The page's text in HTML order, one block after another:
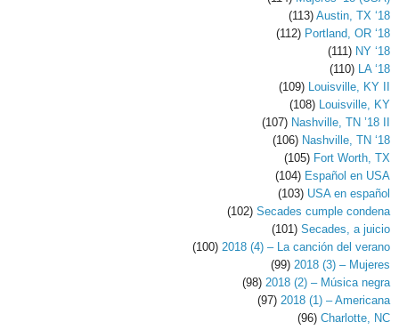
(113) Austin, TX ‘18
(112) Portland, OR ‘18
(111) NY ‘18
(110) LA ‘18
(109) Louisville, KY II
(108) Louisville, KY
(107) Nashville, TN ’18 II
(106) Nashville, TN ‘18
(105) Fort Worth, TX
(104) Español en USA
(103) USA en español
(102) Secades cumple condena
(101) Secades, a juicio
(100) 2018 (4) – La canción del verano
(99) 2018 (3) – Mujeres
(98) 2018 (2) – Música negra
(97) 2018 (1) – Americana
(96) Charlotte, NC